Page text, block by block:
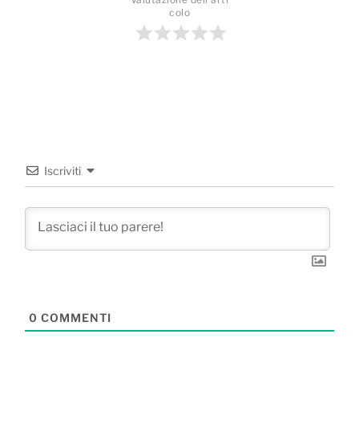
colo
Iscriviti
0 COMMENTI